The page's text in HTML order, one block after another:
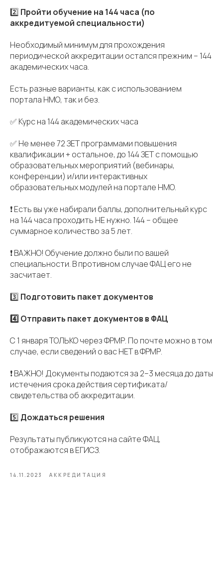
2️⃣ Пройти обучение на 144 часа (по
аккредитуемой специальности)
Необходимый минимум для прохождения
периодической аккредитации остался прежним – 144
академических часа.
Есть разные варианты, как с использованием
портала НМО, так и без.
✅ Курс на 144 академических часа
✅ Не менее 72 ЗЕТ программами повышения
квалификации + остальное, до 144 ЗЕТ с помощью
образовательных мероприятий (вебинары,
конференции) и/или интерактивных
образовательных модулей на портале НМО.
❗️ Есть вы уже набирали баллы, дополнительный курс
на 144 часа проходить НЕ нужно. 144 – общее
суммарное количество за 5 лет.
❗️ ВАЖНО! Обучение должно были по вашей
специальности. В противном случае ФАЦ его не
засчитает.
3️⃣ Подготовить пакет документов
4️⃣ Отправить пакет документов в ФАЦ
С 1 января ТОЛЬКО через ФРМР. По почте можно в том
случае, если сведений о вас НЕТ в ФРМР.
❗️ ВАЖНО! Документы подаются за 2–3 месяца до даты
истечения срока действия сертификата/
свидетельства об аккредитации.
5️⃣ Дождаться решения
Результаты публикуются на сайте ФАЦ,
отображаются в ЕГИСЗ.
14.11.2023 АККРЕДИТАЦИЯ